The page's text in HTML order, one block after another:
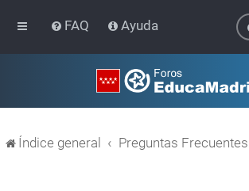
FAQ Ayuda
Índice general Preguntas Frecuentes